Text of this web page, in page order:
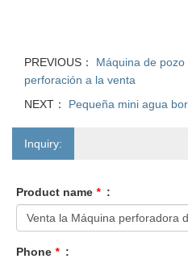
PREVIOUS： Máquina de
perforación a la venta
NEXT： Pequeña mini agua
Inquiry:
Product name * :
Phone * :